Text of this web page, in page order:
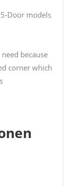
Door models
because
corner which